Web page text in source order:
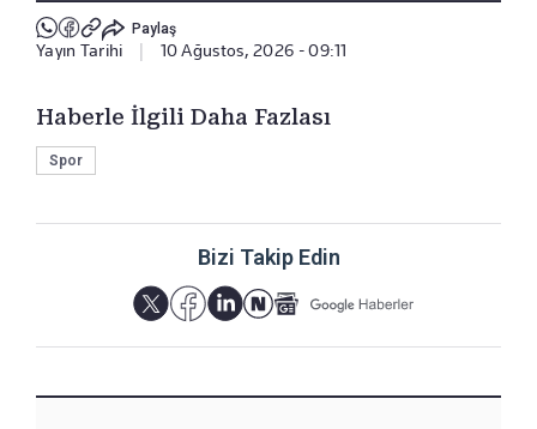
Paylaş
Yayın Tarihi 10 Ağustos, 2026 - 09:11
Haberle İlgili Daha Fazlası
Spor
Bizi Takip Edin